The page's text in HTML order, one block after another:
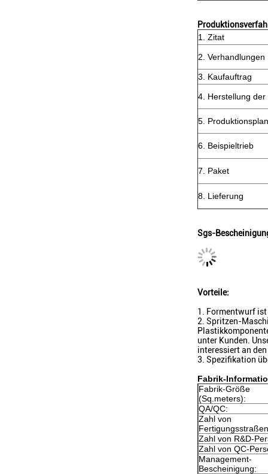
1. Zitat
2. Verhandlungen
3. Kaufauftrag
4. Herstellung der
5. Produktionsplan
6. Beispieltrieb
7. Paket
8. Lieferung
Sgs-
Vorteile:
1. Formentwurf
2. Spritzen-
unter Kunden.
interessiert an
3. Spezifikation
Fabrik-
Fabrik-Größe
(Sq.meters):
QA/QC:
Zahl von
Zahl von R&D-
Zahl von QC-
Management-
Bescheinigung: